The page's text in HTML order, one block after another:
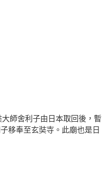
師舍利子由日本取回後，暫
移奉至玄奘寺。此廟也是日